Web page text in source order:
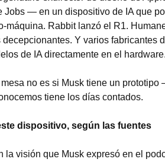
Jobs — en un dispositivo de IA que
máquina. Rabbit lanzó el R1.
Y varios fabricantes
de IA directamente en el
no es si Musk tiene un prototipo
tiene los días contados.
dispositivo, según las fuentes
la visión que Musk expresó en el